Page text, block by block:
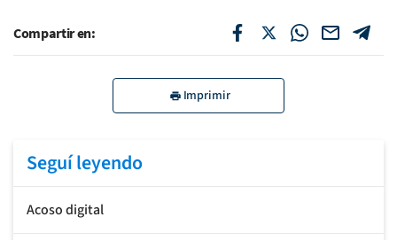
Compartir en:
Imprimir
Seguí leyendo
Acoso digital